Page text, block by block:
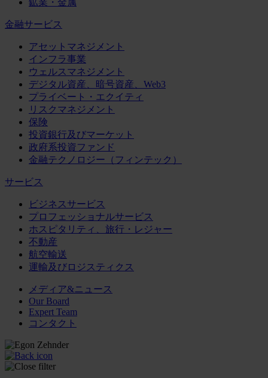
鉱業・金属
金融サービス
アセットマネジメント
インフラ事業
ウェルスマネジメント
デジタル資産、暗号資産、Web3
プライベート・エクイティ
リスクマネジメント
保険
投資銀行及びマーケット
政府系投資ファンド
金融テクノロジー（フィンテック）
サービス
ビジネスサービス
プロフェッショナルサービス
ホスピタリティ、旅行・レジャー
不動産
航空輸送
運輸及びロジスティクス
メディア&ニュース
Our Board
Expert Team
コンタクト